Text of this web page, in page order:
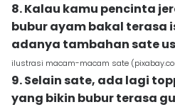
8. Kalau kamu pencinta
bubur ayam bakal terasa
adanya tambahan sate
ilustrasi macam-macam sate
9. Selain sate, ada lagi
yang bikin bubur terasa